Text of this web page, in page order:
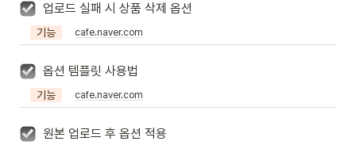
업로드 실패 시 상품 삭제 옵션
기능 cafe.naver.com
옵션 템플릿 사용법
기능 cafe.naver.com
원본 업로드 후 옵션 적용